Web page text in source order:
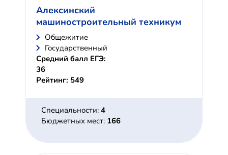
Алексинский
машиностроительный техникум
Общежитие
Государственный
Средний балл ЕГЭ:
36
Рейтинг: 549
Специальности: 4
Бюджетных мест: 166